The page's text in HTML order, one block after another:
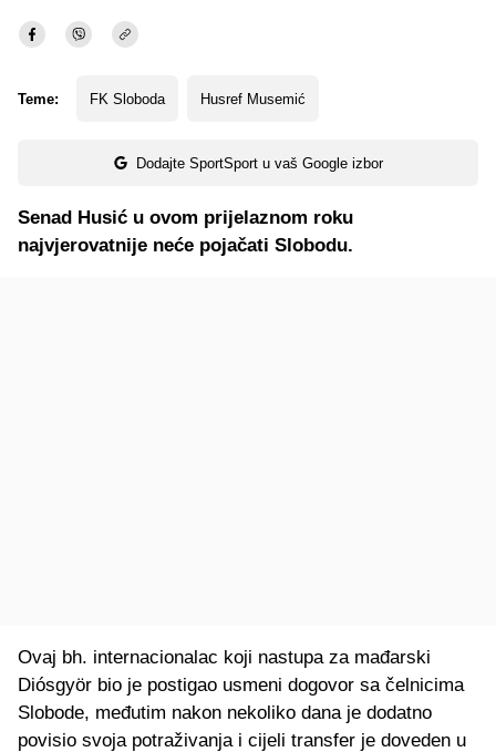
Teme: FK Sloboda Husref Musemić
Dodajte SportSport u vaš Google izbor
Senad Husić u ovom prijelaznom roku
najvjerovatnije neće pojačati Slobodu.
Ovaj bh. internacionalac koji nastupa za mađarski
Diósgyör bio je postigao usmeni dogovor sa čelnicima
Slobode, međutim nakon nekoliko dana je dodatno
povisio svoja potraživanja i cijeli transfer je doveden u